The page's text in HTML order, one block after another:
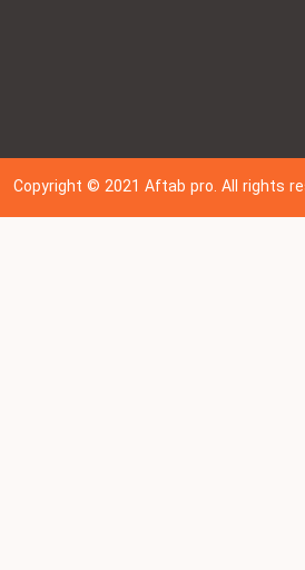
Copyright © 202 1Aftab pro. All rights